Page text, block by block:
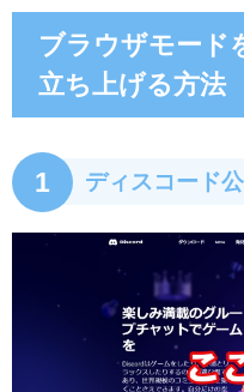
ブラウザモード
立ち上げる方法
1 ディスコード